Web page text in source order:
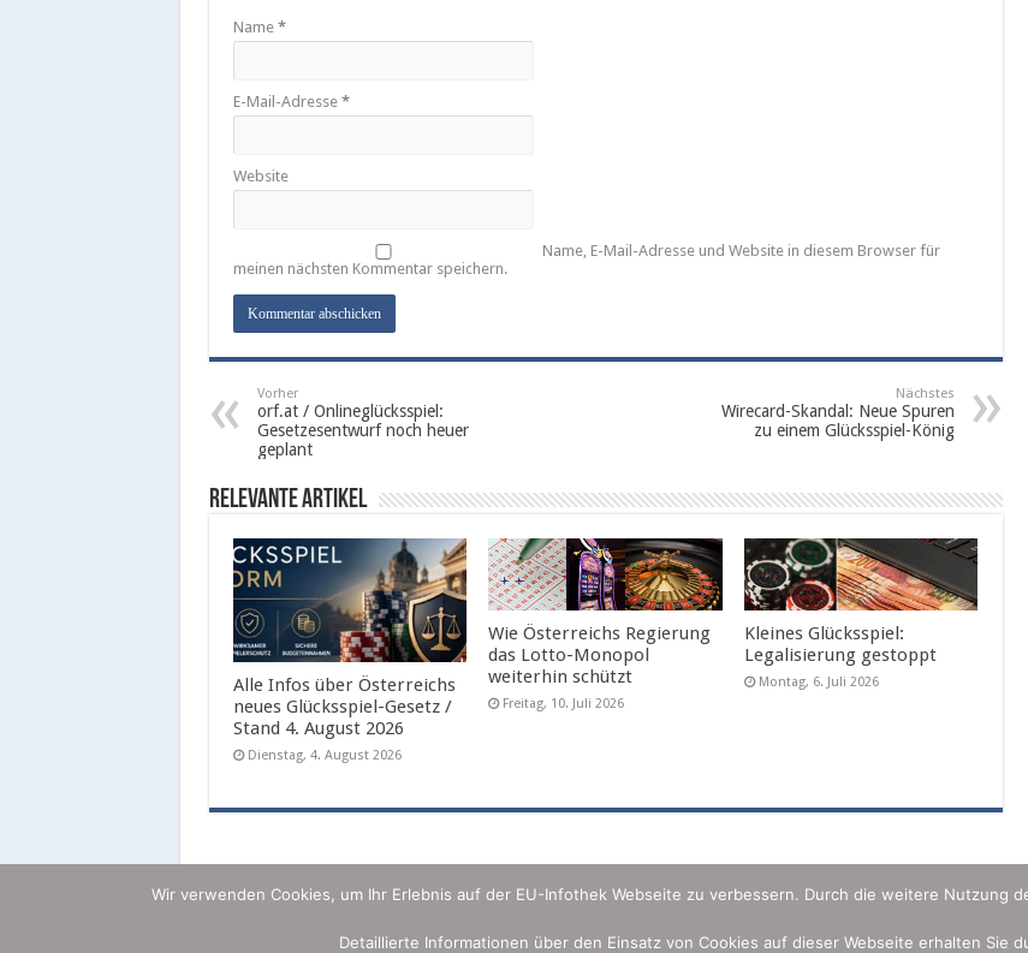
Name *
E-Mail-Adresse *
Website
Name, E-Mail-Adresse und Website in diesem Browser für
meinen nächsten Kommentar speichern.
Vorher
orf.at / Onlineglücksspiel:
Gesetzesentwurf noch heuer
geplant
Nächstes
Wirecard-Skandal: Neue Spuren
zu einem Glücksspiel-König
Relevante Artikel
Alle Infos über Österreichs
neues Glücksspiel-Gesetz /
Stand 4. August 2026
Dienstag, 4. August 2026
Wie Österreichs Regierung
das Lotto-Monopol
weiterhin schützt
Freitag, 10. Juli 2026
Kleines Glücksspiel:
Legalisierung gestoppt
Montag, 6. Juli 2026
Wir verwenden Cookies, um Ihr Erlebnis auf der EU-Infothek Webseite zu verbessern. Durch die weitere Nutzung
Detaillierte Informationen über den Einsatz von Cookies auf dieser Webseite erhalten Sie